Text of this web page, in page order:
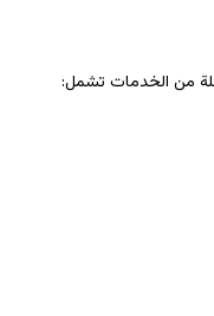
من الخدمات تشمل: